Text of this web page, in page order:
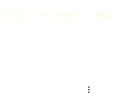
Gutschein Blog